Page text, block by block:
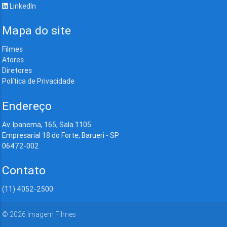
LinkedIn
Mapa do site
Filmes
Atores
Diretores
Política de Privacidade
Endereço
Av. Ipanema, 165, Sala 1105
Empresarial 18 do Forte, Barueri - SP
06472-002
Contato
(11) 4052-2500
© 2026 Imagem Filmes